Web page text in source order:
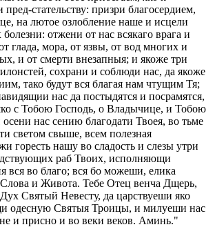
стательству: призри благосердием,
на лютое озло­бление наше и исцели
отжени от нас всякаго врага и
глада, мора, от язвы, от вод многих и
и от смерти внезапныя; и якоже три
сохрани и соблюди нас, да якоже
тако будут вся благая нам чтущим Тя;
нас да по­стыдятся и посрамятся,
с Тобою Господь, о Влады­чице, и Тобою
нас сению благодати Твоея, во тьме
светом свыше, всем полезная
горесть нашу во сла­дость и слезы утри
раб Твоих, исполняющи
вся во бла­го; вся бо можеши, елика
и Живота. Тебе Отец венча Дщерь,
Святый Невесту, да царствуеши яко
одесную Святыя Троицы, и милуеши нас
и присно и во веки веков. Аминь."